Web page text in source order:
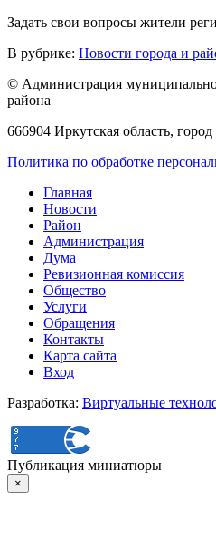
Задать свои вопросы жители
В рубрике: Новости города и
© Администрация
района
666904 Иркутская область,
Политика по обработке
Главная
Новости
Район
Администрация
Дума
Ревизионная комиссия
Общество
Услуги
Обращения
Контакты
Карта сайта
Вход
Разработка: Виртуальные
Публикация миниатюры
×